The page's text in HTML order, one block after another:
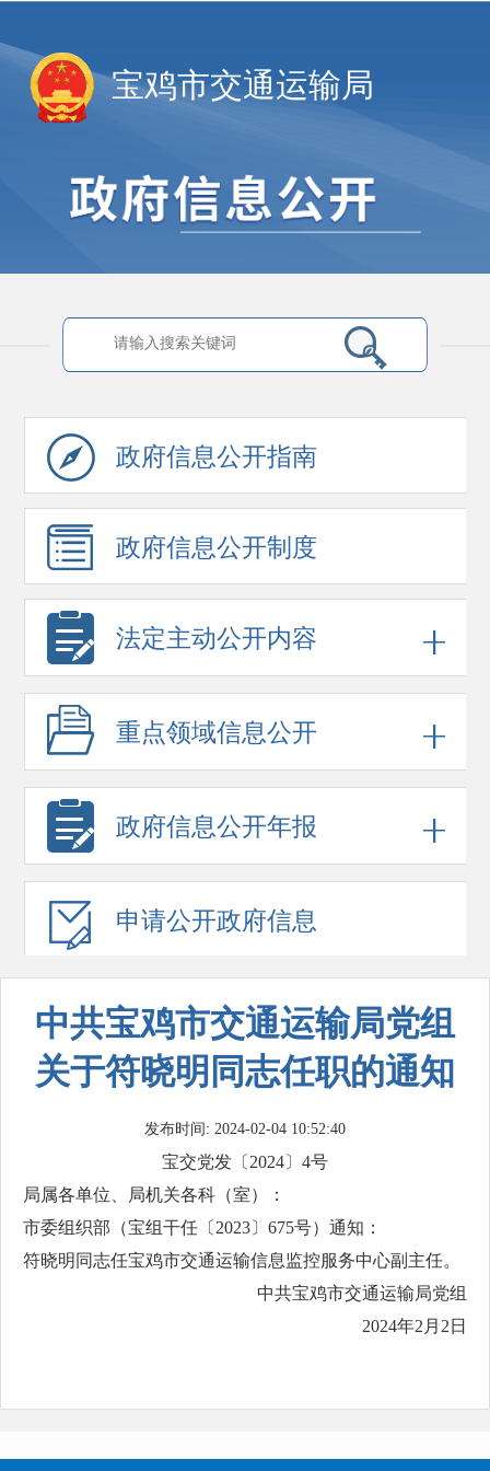
宝鸡市交通运输局
政府信息公开指南
政府信息公开制度
法定主动公开内容
重点领域信息公开
政府信息公开年报
申请公开政府信息
中共宝鸡市交通运输局党组
关于符晓明同志任职的通知
发布时间: 2024-02-04 10:52:40
宝交党发〔2024〕4号
局属各单位、局机关各科（室）：
市委组织部（宝组干任〔2023〕675号）通知：
符晓明同志任宝鸡市交通运输信息监控服务中心副主任。
中共宝鸡市交通运输局党组
2024年2月2日